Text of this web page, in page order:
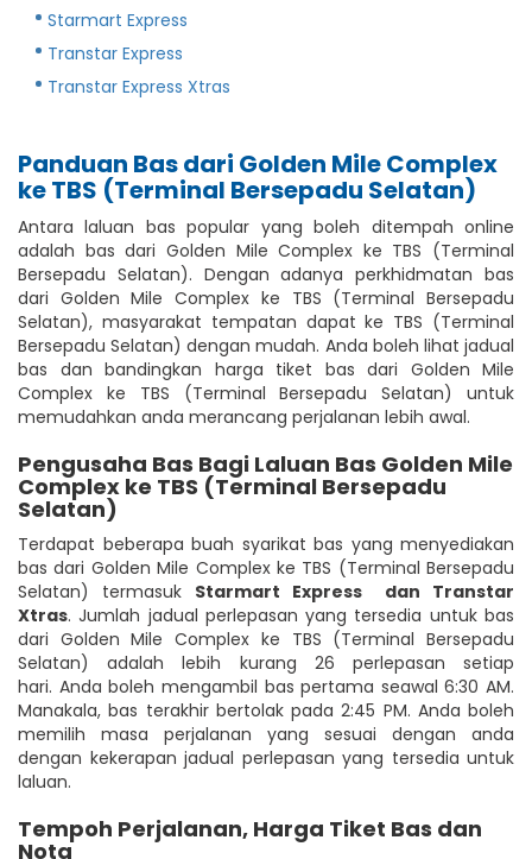
Starmart Express
Transtar Express
Transtar Express Xtras
Panduan Bas dari Golden Mile Complex
ke TBS (Terminal Bersepadu Selatan)
Antara laluan bas popular yang boleh ditempah online
adalah bas dari Golden Mile Complex ke TBS (Terminal
Bersepadu Selatan). Dengan adanya perkhidmatan bas
dari Golden Mile Complex ke TBS (Terminal Bersepadu
Selatan), masyarakat tempatan dapat ke TBS (Terminal
Bersepadu Selatan) dengan mudah. Anda boleh lihat jadual
bas dan bandingkan harga tiket bas dari Golden Mile
Complex ke TBS (Terminal Bersepadu Selatan) untuk
memudahkan anda merancang perjalanan lebih awal.
Pengusaha Bas Bagi Laluan Bas Golden Mile
Complex ke TBS (Terminal Bersepadu
Selatan)
Terdapat beberapa buah syarikat bas yang menyediakan
bas dari Golden Mile Complex ke TBS (Terminal Bersepadu
Selatan) termasuk Starmart Express
dan Transtar
Xtras. Jumlah jadual perlepasan yang tersedia untuk bas
dari Golden Mile Complex ke TBS (Terminal Bersepadu
Selatan) adalah lebih kurang 26 perlepasan setiap
hari. Anda boleh mengambil bas pertama seawal 6:30 AM.
Manakala, bas terakhir bertolak pada 2:45 PM. Anda boleh
memilih masa perjalanan yang sesuai dengan anda
dengan kekerapan jadual perlepasan yang tersedia untuk
laluan.
Tempoh Perjalanan, Harga Tiket Bas dan
Nota